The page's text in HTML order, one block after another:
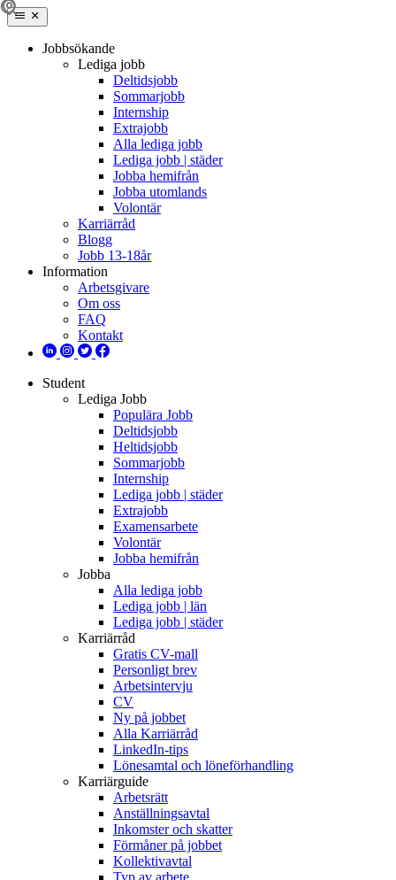
Jobbsökande
Lediga jobb
Deltidsjobb
Sommarjobb
Internship
Extrajobb
Alla lediga jobb
Lediga jobb | städer
Jobba hemifrån
Jobba utomlands
Volontär
Karriärråd
Blogg
Jobb 13-18år
Information
Arbetsgivare
Om oss
FAQ
Kontakt
Student
Lediga Jobb
Populära Jobb
Deltidsjobb
Heltidsjobb
Sommarjobb
Internship
Lediga jobb | städer
Extrajobb
Examensarbete
Volontär
Jobba hemifrån
Jobba
Alla lediga jobb
Lediga jobb | län
Lediga jobb | städer
Karriärråd
Gratis CV-mall
Personligt brev
Arbetsintervju
CV
Ny på jobbet
Alla Karriärråd
LinkedIn-tips
Lönesamtal och löneförhandling
Karriärguide
Arbetsrätt
Anställningsavtal
Inkomster och skatter
Förmåner på jobbet
Kollektivavtal
Typ av arbete